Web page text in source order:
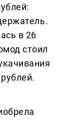
в 26
стоил